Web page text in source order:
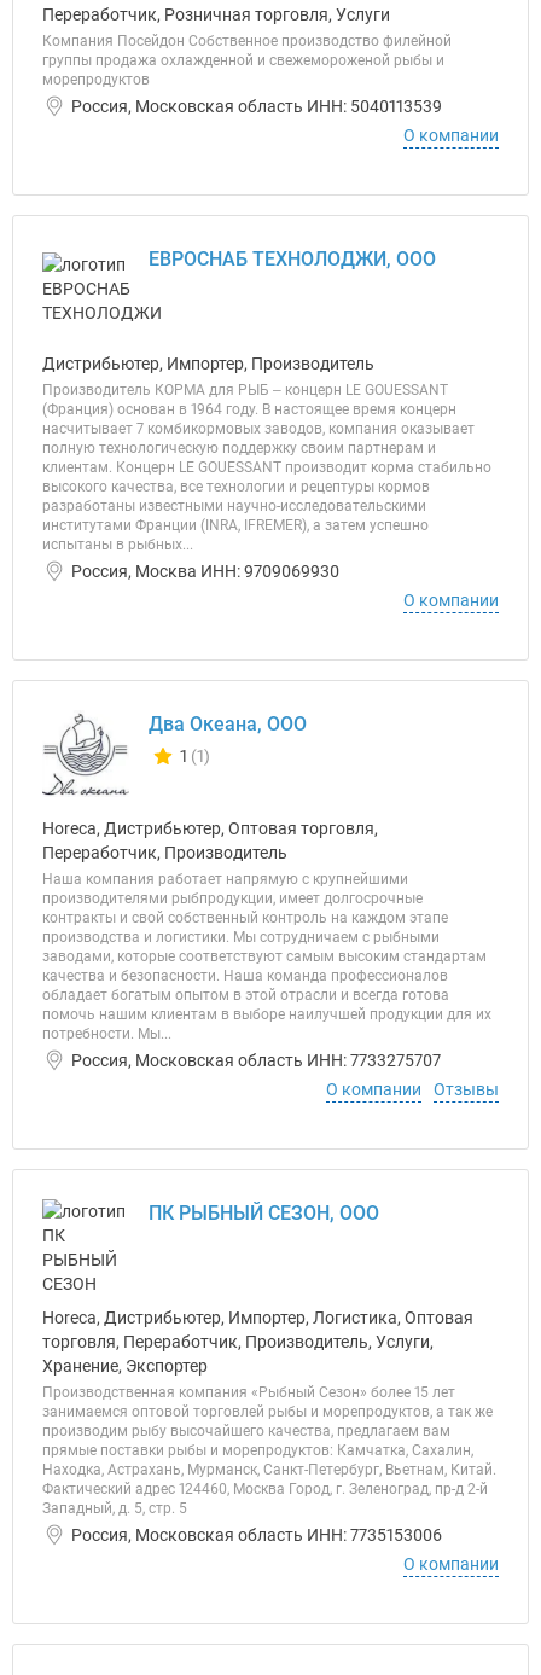
Переработчик, Розничная торговля, Услуги
Компания Посейдон Собственное производство филейной
группы продажа охлажденной и свежемороженой рыбы и
морепродуктов
Россия, Московская область ИНН: 5040113539
О компании
ЕВРОСНАБ ТЕХНОЛОДЖИ, ООО
Дистрибьютер, Импортер, Производитель
Производитель КОРМА для РЫБ ‒ концерн LE GOUESSANT
(Франция) основан в 1964 году. В настоящее время концерн
насчитывает 7 комбикормовых заводов, компания оказывает
полную технологическую поддержку своим партнерам и
клиентам. Концерн LE GOUESSANT производит корма стабильно
высокого качества, все технологии и рецептуры кормов
разработаны известными научно-исследовательскими
институтами Франции (INRA, IFREMER), а затем успешно
испытаны в рыбных...
Россия, Москва ИНН: 9709069930
О компании
Два Океана, ООО
Количество отзывов у компании всего и сегодня
1 (1)
Horeca, Дистрибьютер, Оптовая торговля,
Переработчик, Производитель
Наша компания работает напрямую с крупнейшими
производителями рыбпродукции, имеет долгосрочные
контракты и свой собственный контроль на каждом этапе
производства и логистики. Мы сотрудничаем с рыбными
заводами, которые соответствуют самым высоким стандартам
качества и безопасности. Наша команда профессионалов
обладает богатым опытом в этой отрасли и всегда готова
помочь нашим клиентам в выборе наилучшей продукции для их
потребности. Мы...
Россия, Московская область ИНН: 7733275707
О компании
Отзывы
ПК РЫБНЫЙ СЕЗОН, ООО
Horeca, Дистрибьютер, Импортер, Логистика, Оптовая
торговля, Переработчик, Производитель, Услуги,
Хранение, Экспортер
Производственная компания «Рыбный Сезон» более 15 лет
занимаемся оптовой торговлей рыбы и морепродуктов, а так же
производим рыбу высочайшего качества, предлагаем вам
прямые поставки рыбы и морепродуктов: Камчатка, Сахалин,
Находка, Астрахань, Мурманск, Санкт-Петербург, Вьетнам, Китай.
Фактический адрес 124460, Москва Город, г. Зеленоград, пр-д 2-й
Западный, д. 5, стр. 5
Россия, Московская область ИНН: 7735153006
О компании